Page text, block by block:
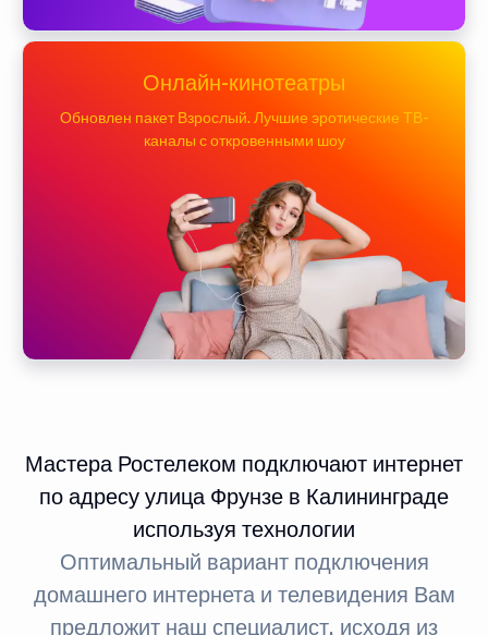
Онлайн-кинотеатры
Обновлен пакет Взрослый. Лучшие эротические ТВ-
каналы с откровенными шоу
Мастера Ростелеком подключают интернет
по адресу улица Фрунзе в Калининграде
используя технологии
Оптимальный вариант подключения
домашнего интернета и телевидения Вам
предложит наш специалист, исходя из